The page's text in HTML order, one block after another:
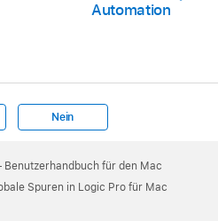
Automation
Nein
Benutzerhandbuch für den Mac
Spuren in Logic Pro für Mac